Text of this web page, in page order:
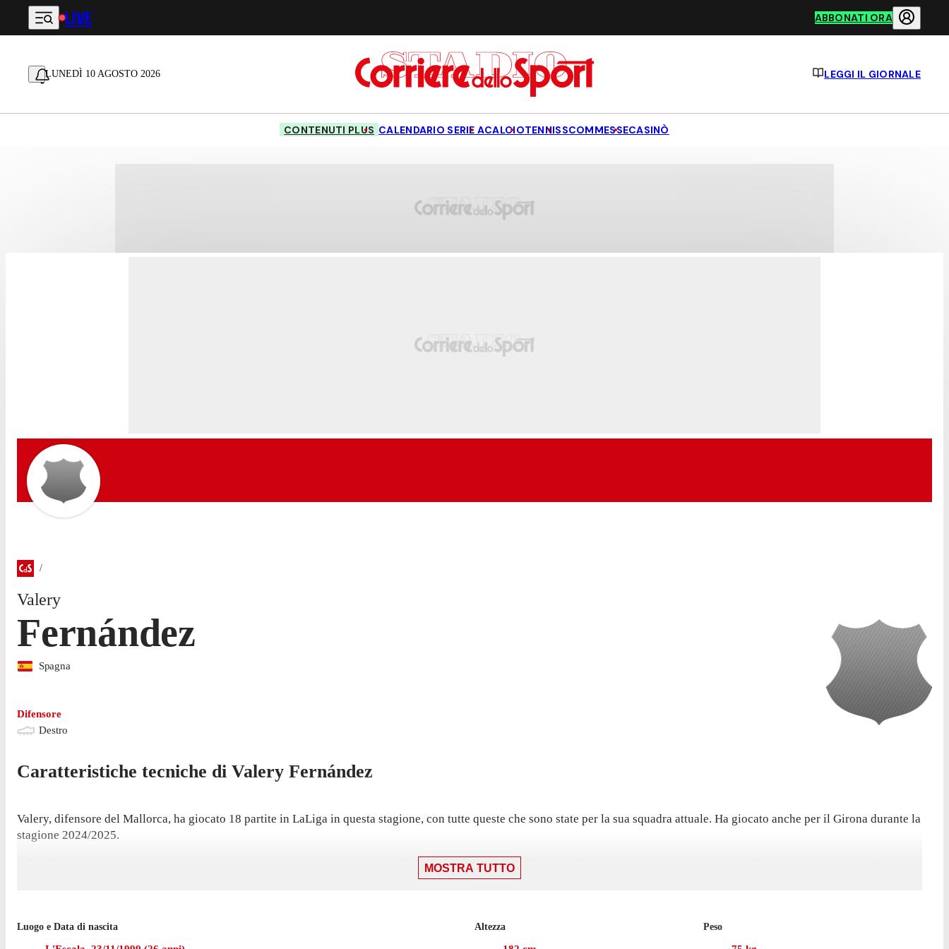
Vai al contenuto principale
LIVE ABBONATI ORA
LUNEDÌ 10 AGOSTO 2026 LEGGI IL GIORNALE
CONTENUTI PLUS CALENDARIO SERIE ACALCIOTENNISSCOMMESSECASINÒ
Valery
Fernández
Spagna
Difensore
Destro
Caratteristiche tecniche di Valery Fernández
Valery, difensore del Mallorca, ha giocato 18 partite in LaLiga in questa stagione, con tutte queste che sono state per la sua squadra attuale. Ha giocato anche per il Girona durante la
stagione 2024/2025.
Valery ha giocato la sua ultima partita il 18 maggio, con il Maiorca: una sconfitta per 2-1 contro il Getafe, in cui ha giocato 11 minuti. In totale il difensore ha segnato 2 gol in questa
Betis il 23 settembre, con una rete nella vittoria per 2-1.
MOSTRA TUTTO
Luogo e Data di nascita Altezza Peso